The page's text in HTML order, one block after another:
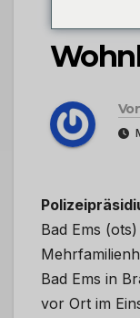
POL-
Bad Ems
Bad Ems in
vor Ort im